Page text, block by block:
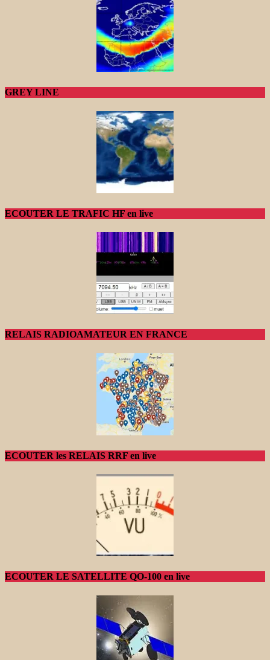
GREY LINE
ECOUTER LE TRAFIC HF en live
RELAIS RADIOAMATEUR EN FRANCE
ECOUTER les RELAIS RRF en live
ECOUTER LE SATELLITE QO-100 en live